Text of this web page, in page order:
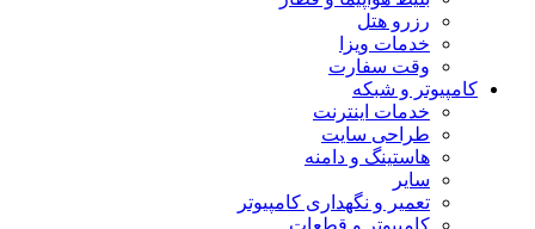
رزرو هتل
خدمات ویزا
وقت سفارت
کامپیوتر و شبکه
خدمات اینترنت
طراحی سایت
هاستینگ و دامنه
سایر
تعمیر و نگهداری کامپیوتر